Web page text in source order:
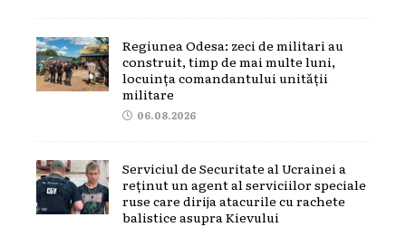
Regiunea Odesa: zeci de militari au
construit, timp de mai multe luni,
locuința comandantului unității
militare
06.08.2026
Serviciul de Securitate al Ucrainei a
reținut un agent al serviciilor speciale
ruse care dirija atacurile cu rachete
balistice asupra Kievului